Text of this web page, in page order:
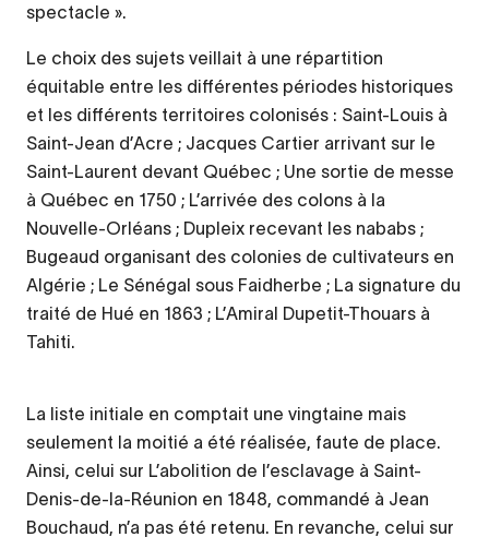
spectacle ».
Le choix des sujets veillait à une répartition
équitable entre les différentes périodes historiques
et les différents territoires colonisés : Saint-Louis à
Saint-Jean d’Acre ; Jacques Cartier arrivant sur le
Saint-Laurent devant Québec ; Une sortie de messe
à Québec en 1750 ; L’arrivée des colons à la
Nouvelle-Orléans ; Dupleix recevant les nababs ;
Bugeaud organisant des colonies de cultivateurs en
Algérie ; Le Sénégal sous Faidherbe ; La signature du
traité de Hué en 1863 ; L’Amiral Dupetit-Thouars à
Tahiti.
La liste initiale en comptait une vingtaine mais
seulement la moitié a été réalisée, faute de place.
Ainsi, celui sur L’abolition de l’esclavage à Saint-
Denis-de-la-Réunion en 1848, commandé à Jean
Bouchaud, n’a pas été retenu. En revanche, celui sur